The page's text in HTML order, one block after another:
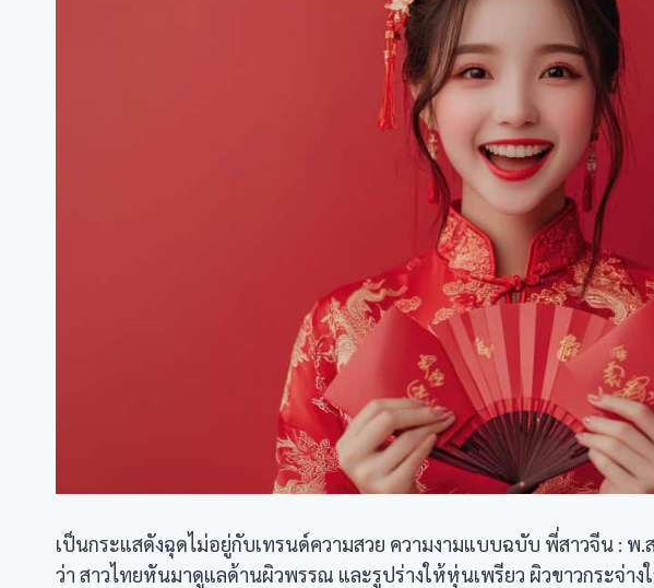
เป็นกระแสดังฉุดไม่อยู่กับเทรนด์ความสวย ความงามแบบฉบับ พี่สาวจีน : พ.
ว่า สาวไทยหันมาดูแลด้านผิวพรรณ และรูปร่างให้หุ่นเพรียว ผิวขาวกระจ่า